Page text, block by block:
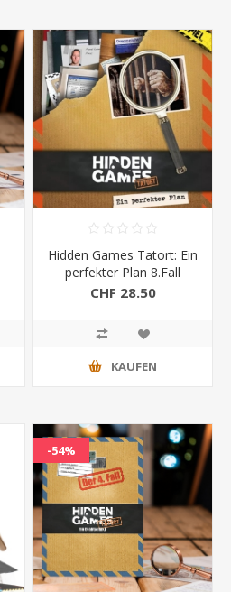
Hidden Games Tatort: Ein
perfekter Plan 8.Fall
CHF 28.50
KAUFEN
-54%